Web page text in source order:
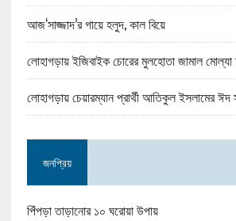
আজ‘সাজ্জাদ’র গায়ে হলুদ, কাল বিয়ে
লোহাগড়ায় ইজিবাইক চোরের মুলহোতা জামাল
লোহাগড়ায় চেয়ারম্যান প্রার্থী আতিকুল ইসলামের ঈদ
জনপ্রিয়
পিঁপড়া তাড়ানোর ১০ ঘরোয়া উপায়